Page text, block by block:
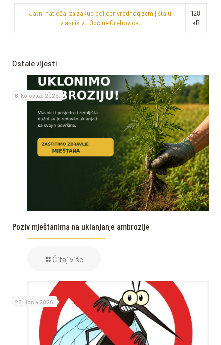
Javni natječaj za zakup poljoprivrednog zemljišta u
vlasništvu Općine Orehovica.
128
kB
Ostale vijesti
6. kolovoza 2026.
Poziv mještanima na uklanjanje ambrozije
Čitaj više
26. lipnja 2026.